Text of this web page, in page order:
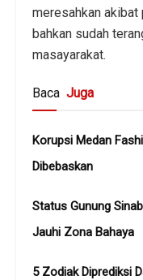
meresahkan akibat
bahkan sudah
masayarakat.
Baca Juga
Korupsi Medan
Dibebaskan
Status Gunung
Jauhi Zona Bahaya
5 Zodiak Diprediksi